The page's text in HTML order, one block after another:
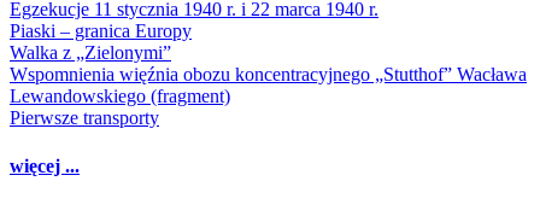
Egzekucje 11 stycznia 1940 r. i 22 marca 1940 r.
Piaski – granica Europy
Walka z „Zielonymi”
Wspomnienia więźnia obozu koncentracyjnego „Stutthof” Wacława
Lewandowskiego (fragment)
Pierwsze transporty
więcej ...